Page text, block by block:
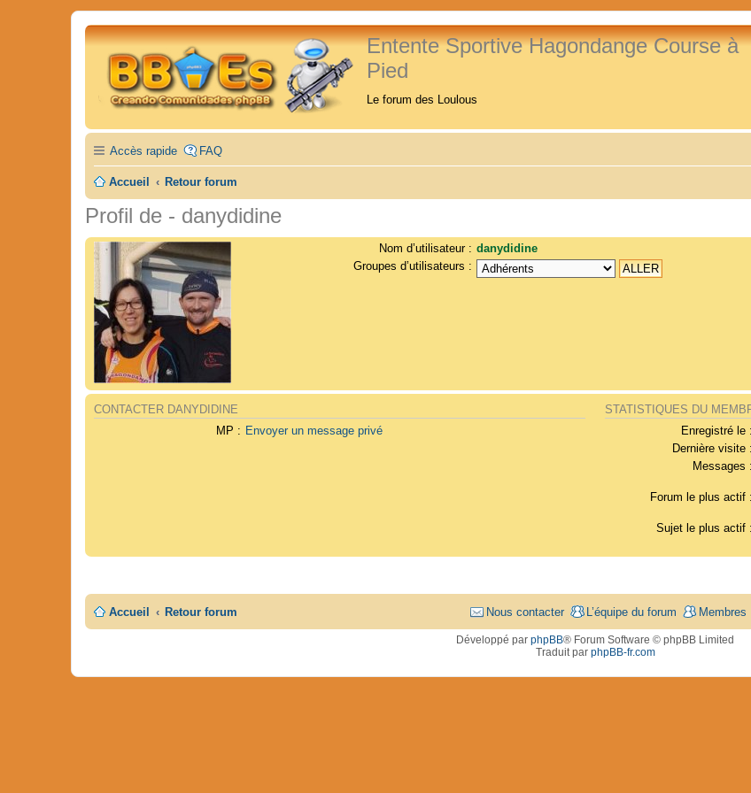
Entente Sportive Hagondange Course à
Pied
Le forum des Loulous
Accès rapide FAQ
Accueil Retour forum
Profil de - danydidine
Nom d’utilisateur : danydidine
Groupes d’utilisateurs :
CONTACTER DANYDIDINE
MP : Envoyer un message privé
STATISTIQUES DU
Enregistré le :
Dernière visite :
Messages :
Forum le plus actif :
Sujet le plus actif :
Accueil Retour forum Membres
L’équipe du forum
Nous contacter
Développé par phpBB® Forum Software © phpBB Limited
Traduit par phpBB-fr.com